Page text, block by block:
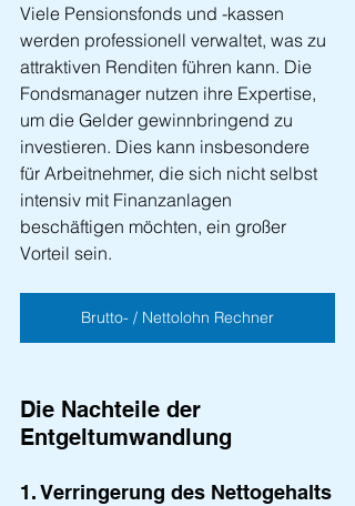
Viele Pensionsfonds und -kassen
werden professionell verwaltet, was zu
attraktiven Renditen führen kann. Die
Fondsmanager nutzen ihre Expertise,
um die Gelder gewinnbringend zu
investieren. Dies kann insbesondere
für Arbeitnehmer, die sich nicht selbst
intensiv mit Finanzanlagen
beschäftigen möchten, ein großer
Vorteil sein.
Brutto- / Nettolohn Rechner
Die Nachteile der
Entgeltumwandlung
1. Verringerung des Nettogehalts